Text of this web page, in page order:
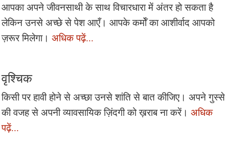
आपका अपने जीवनसाथी के साथ विचारधारा में अंतर हो सकता है
लेकिन उनसे अच्छे से पेश आएँ। आपके कर्मोँ का आशीर्वाद आपको
ज़रूर मिलेगा। अधिक पढ़ें...
वृश्चिक
किसी पर हावी होने से अच्छा उनसे शांति से बात कीजिए। अपने गुस्से
की वजह से अपनी व्यावसायिक ज़िंदगी को ख़राब ना करें। अधिक
पढ़ें...